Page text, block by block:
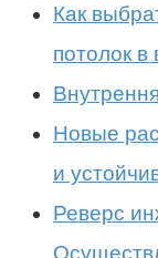
Как
потолок в
Новые
и
Реверс